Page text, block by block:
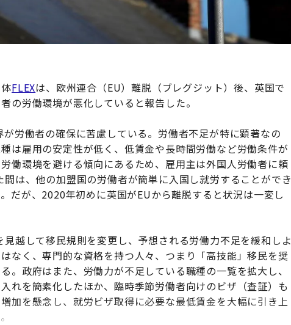
FLEXは、欧州連合（EU）離脱（ブレグジット）後、英国で
の労働環境が悪化していると報告した。
労働者の確保に苦慮している。労働者不足が特に顕著なの
は雇用の安定性が低く、低賃金や長時間労働など労働条件が
働環境を避ける傾向にあるため、雇用主は外国人労働者に頼
は、他の加盟国の労働者が簡単に入国し就労することができ
だが、2020年初めに英国がEUから離脱すると状況は一変し
越して移民規則を変更し、予想される労働力不足を緩和しよ
なく、専門的な資格を持つ人々、つまり「高技能」移民を奨
。政府はまた、労働力が不足している職種の一覧を拡大し、
れを簡素化したほか、臨時季節労働者向けのビザ（査証）も
加を懸念し、就労ビザ取得に必要な最低賃金を大幅に引き上